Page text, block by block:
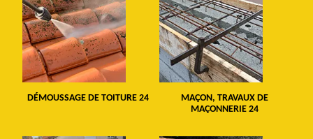
DÉMOUSSAGE DE TOITURE 24
MAÇON, TRAVAUX DE
MAÇONNERIE 24